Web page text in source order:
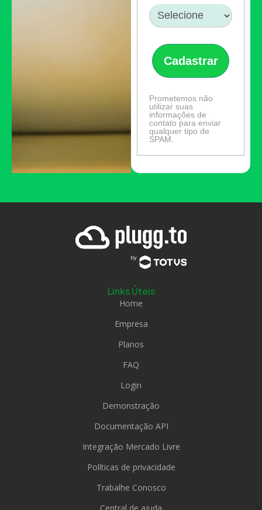
Cadastrar
Prometemos não
utilizar suas
informações de
contato para enviar
qualquer tipo de
SPAM.
Links Úteis
Home
Empresa
Planos
FAQ
Login
Demonstração
Documentação API
Integração Mercado Livre
Políticas de privacidade
Trabalhe Conosco